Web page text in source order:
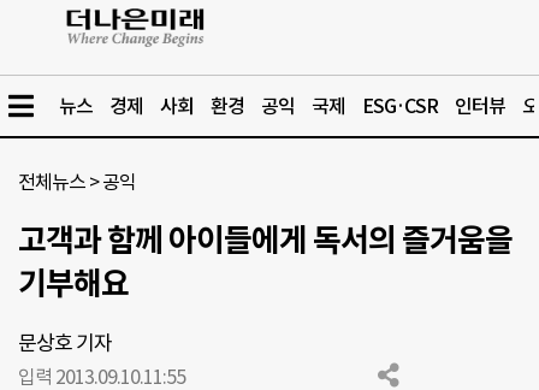
뉴스 경제 사회 환경 공익 국제 ESG·CSR 인터뷰
전체뉴스 >공익
고객과 함께 아이들에게 독서의 즐거움을
기부해요
문상호 기자
입력 2013.09.10.11:55